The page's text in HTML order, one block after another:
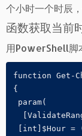
个小时一个时辰
函数获取当前
用PowerShell脚
function Get-
{
param(
[int]$Hour =